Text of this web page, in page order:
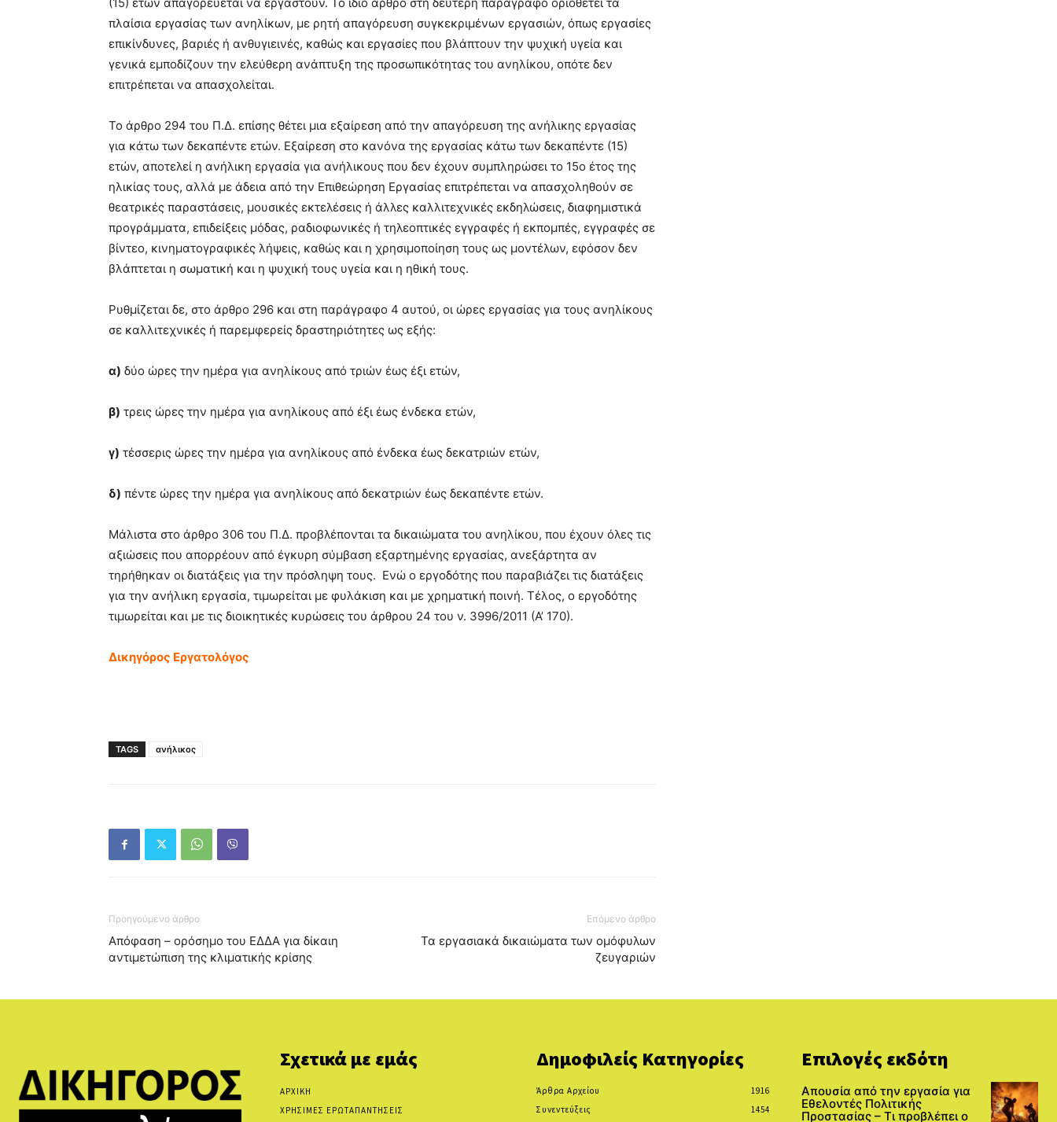
(15) ετών απαγορεύεται να εργαστούν. Το ίδιο άρθρο στη δεύτερη παράγραφο οριοθετεί τα
πλαίσια εργασίας των ανηλίκων, με ρητή απαγόρευση συγκεκριμένων εργασιών, όπως εργασίες
επικίνδυνες, βαριές ή ανθυγιεινές, καθώς και εργασίες που βλάπτουν την ψυχική υγεία και
γενικά εμποδίζουν την ελεύθερη ανάπτυξη της προσωπικότητας του ανηλίκου, οπότε δεν
επιτρέπεται να απασχολείται.
Το άρθρο 294 του Π.Δ. επίσης θέτει μια εξαίρεση από την απαγόρευση της ανήλικης εργασίας
για κάτω των δεκαπέντε ετών. Εξαίρεση στο κανόνα της εργασίας κάτω των δεκαπέντε (15)
ετών, αποτελεί η ανήλικη εργασία για ανήλικους που δεν έχουν συμπληρώσει το 15ο έτος της
ηλικίας τους, αλλά με άδεια από την Επιθεώρηση Εργασίας επιτρέπεται να απασχοληθούν σε
θεατρικές παραστάσεις, μουσικές εκτελέσεις ή άλλες καλλιτεχνικές εκδηλώσεις, διαφημιστικά
προγράμματα, επιδείξεις μόδας, ραδιοφωνικές ή τηλεοπτικές εγγραφές ή εκπομπές, εγγραφές σε
βίντεο, κινηματογραφικές λήψεις, καθώς και η χρησιμοποίηση τους ως μοντέλων, εφόσον δεν
βλάπτεται η σωματική και η ψυχική τους υγεία και η ηθική τους.
Ρυθμίζεται δε, στο άρθρο 296 και στη παράγραφο 4 αυτού, οι ώρες εργασίας για τους ανηλίκους
σε καλλιτεχνικές ή παρεμφερείς δραστηριότητες ως εξής:
α) δύο ώρες την ημέρα για ανηλίκους από τριών έως έξι ετών,
β) τρεις ώρες την ημέρα για ανηλίκους από έξι έως ένδεκα ετών,
γ) τέσσερις ώρες την ημέρα για ανηλίκους από ένδεκα έως δεκατριών ετών,
δ) πέντε ώρες την ημέρα για ανηλίκους από δεκατριών έως δεκαπέντε ετών.
Μάλιστα στο άρθρο 306 του Π.Δ. προβλέπονται τα δικαιώματα του ανηλίκου, που έχουν όλες τις
αξιώσεις που απορρέουν από έγκυρη σύμβαση εξαρτημένης εργασίας, ανεξάρτητα αν
τηρήθηκαν οι διατάξεις για την πρόσληψη τους. Ενώ ο εργοδότης που παραβιάζει τις διατάξεις
για την ανήλικη εργασία, τιμωρείται με φυλάκιση και με χρηματική ποινή. Τέλος, ο εργοδότης
τιμωρείται και με τις διοικητικές κυρώσεις του άρθρου 24 του ν. 3996/2011 (Α’ 170).
Δικηγόρος Εργατολόγος
TAGS ανήλικος
Προηγούμενο άρθρο
Απόφαση – ορόσημο του ΕΔΔΑ για δίκαιη
αντιμετώπιση της κλιματικής κρίσης
Επόμενο άρθρο
Τα εργασιακά δικαιώματα των ομόφυλων
ζευγαριών
Σχετικά με εμάς
ΑΡΧΙΚΗ
ΧΡΗΣΙΜΕΣ ΕΡΩΤΑΠΑΝΤΗΣΕΙΣ
Δημοφιλείς Κατηγορίες
Άρθρα Αρχείου
1916
Συνεντεύξεις
1454
Επιλογές εκδότη
Απουσία από την εργασία για
Εθελοντές Πολιτικής
Προστασίας – Τι προβλέπει ο